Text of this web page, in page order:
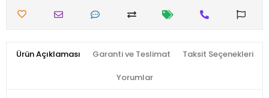
Ürün Açıklaması Garanti ve Teslimat Taksit Seçenekleri
Yorumlar